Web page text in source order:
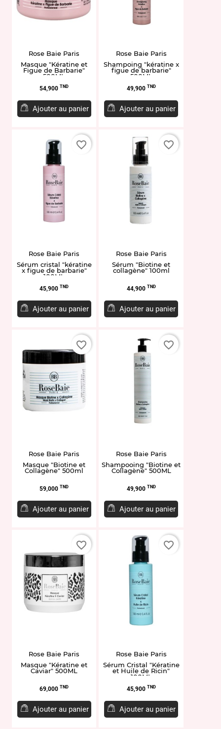
Rose Baie Paris
Masque "Kératine et
Figue de Barbarie"
500ML
Prix
54,900 TND
Ajouter au panier
Rose Baie Paris
Shampoing "kératine x
figue de barbarie"
500ML
Prix
49,900 TND
Ajouter au panier
Rose Baie Paris
Sérum cristal "kératine
x figue de barbarie"
100ML
Prix
45,900 TND
Ajouter au panier
favorite_border
Rose Baie Paris
Sérum "Biotine et
collagène" 100ml
Prix
44,900 TND
Ajouter au panier
favorite_border
Rose Baie Paris
Masque "Biotine et
Collagène" 500ml
Prix
59,000 TND
Ajouter au panier
favorite_border
Rose Baie Paris
Shampooing "Biotine et
Collagène" 500ML
Prix
49,900 TND
Ajouter au panier
favorite_border
Rose Baie Paris
Masque "Kératine et
Caviar" 500ML
Prix
69,000 TND
Ajouter au panier
favorite_border
Rose Baie Paris
Sérum Cristal "Kératine
et Huile de Ricin"
100ML
Prix
45,900 TND
Ajouter au panier
favorite_border